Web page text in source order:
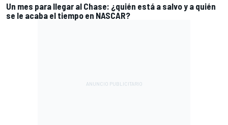
Un mes para llegar al Chase: ¿quién está a salvo y a quién
se le acaba el tiempo en NASCAR?